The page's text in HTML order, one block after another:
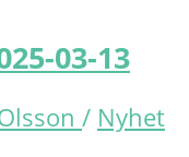
03-13
/ Nyhet